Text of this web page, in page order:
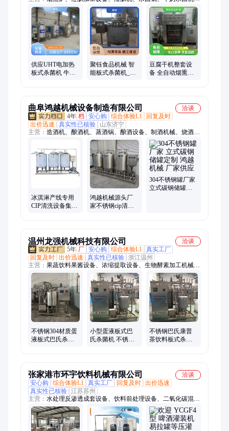
滚揉机、真空包装机、毛辊清洗、斩拌机、真空滚揉机、真空和
面机、液压真空滚揉机、烘干炉、牛奶生产线、酸奶机、制冷
罐、拌馅机
供应UHT电加热
板式杀菌机 牛奶
聚钰食品机械 智
能板式杀菌机_大
豆腐干机整套设
备 全自动烟熏豆
曲阜鸿越机械设备制造有限公司
洽谈
4年 档 安心购 综合体验L1
回复及时
出价迅速
真实性已核验
山东济宁
主营： 造酒机、酿酒机、蒸酒锅、酿酒设备、制酒机械、烧酒设
备、流酒设备、造酒设备、固态蒸馏锅、啤酒蒸酒罐、烤酒烧酒
机、玉米酒设备、白酒蒸馏机、不锈钢蒸锅、小麦烧酒锅、五粮
烤酒机、白酒蒸酒器、啤酒烤酒设备、纯粮制酒设备、制酒发酵
设备、白酒煮酒设备、白酒酿酒蒸锅、精酿啤酒设备、酿酒蒸馏
设备、白兰地烧酒机
冰淇淋产线专用
CIP清洗设备集成
鸿越机械源头厂
家不锈钢cip清洗
304不锈钢罐厂家
立式碳钢储罐定
温州龙强机械科技有限公司
洽谈
5年 厂 安心购 综合体验L1 真实工厂
回复及时 出价迅速 真实性已核验 浙江温州
主营： 果蔬饮料果酱设备、浓缩提取设备、生物酵素加工机械、
超高温瞬时杀菌机、管式二合一超高温杀菌、胶原多肽生产设
备、无菌冷灌装生产线、多肽生产线、酱料生产线、无菌冷灌装
前处理生产、茶萃取生产线、乳品蛋白生产线、酵素生产线、饮
料生产线、CIP清洗机、宠物食品生产线设备、纯电热泵浓缩
器、海鲜肽生产设备、大豆肽加工成套生产线、海鲜多肽生产
线、鱼粉加工生产线、反渗透水处理设备、果蔬酵素生产线、瓶
装果汁生产线、奶制品加工生产线
不锈钢304材质蛋
液板式巴氏杀菌
小型蛋液板式巴
氏杀菌机 不锈钢
不锈钢巴氏康普
茶饮料板式杀菌
张家港市环宇饮料机械有限公司
洽谈
安心购
综合体验L1 真实工厂 回复及时 出价迅速
真实性已核验 江苏苏州
主营： 水处理反渗透成套设备、饮料前处理设备、二氧化碳混合
机、杀菌机、灌旋一体机、直线吹瓶机、三合一灌装机、含气饮
料灌装机、超洁净灌装机、瓶装水生产线、一次性桶装水生产
线、碳酸饮料生产线、茶饮料生产线、果汁生产线、果酒生产